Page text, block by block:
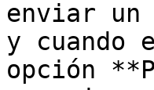
enviar
y cuando
opción